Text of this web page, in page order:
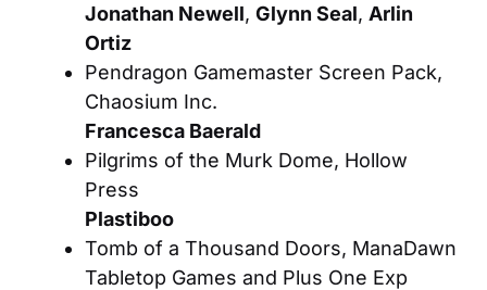
Jonathan Newell, Glynn Seal, Arlin
Ortiz
Pendragon Gamemaster Screen Pack,
Chaosium Inc.
Francesca Baerald
Pilgrims of the Murk Dome, Hollow
Press
Plastiboo
Tomb of a Thousand Doors, ManaDawn
Tabletop Games and Plus One Exp